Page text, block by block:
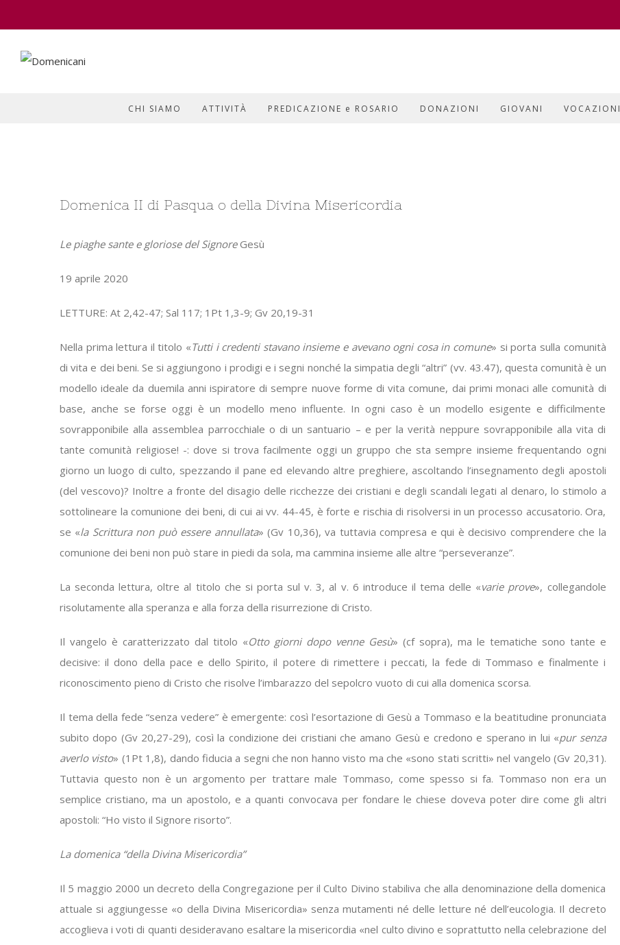
CHI SIAMO ATTIVITÀ PREDICAZIONE e ROSARIO DONAZIONI GIOVANI VOCAZIONI
Larger
Domenica II di Pasqua o della Divina Misericordia
Le piaghe sante e gloriose del SignoreGesù
19 aprile 2020
LETTURE: At 2,42-47; Sal 117; 1Pt 1,3-9; Gv 20,19-31
Nella prima lettura il titolo «Tutti i credenti stavano insieme e avevano ogni cosa in comune» si porta sulla comunità
di vita e dei beni. Se si aggiungono i prodigi e i segni nonché la simpatia degli “altri” (vv. 43.47), questa comunità è un
modello ideale da duemila anni ispiratore di sempre nuove forme di vita comune, dai primi monaci alle comunità di
base, anche se forse oggi è un modello meno influente. In ogni caso è un modello esigente e difficilmente
sovrapponibile alla assemblea parrocchiale o di un santuario – e per la verità neppure sovrapponibile alla vita di
tante comunità religiose! -: dove si trova facilmente oggi un gruppo che sta sempre insieme frequentando ogni
giorno un luogo di culto, spezzando il pane ed elevando altre preghiere, ascoltando l’insegnamento degli apostoli
(del vescovo)? Inoltre a fronte del disagio delle ricchezze dei cristiani e degli scandali legati al denaro, lo stimolo a
sottolineare la comunione dei beni, di cui ai vv. 44-45, è forte e rischia di risolversi in un processo accusatorio. Ora,
se «la Scrittura non può essere annullata» (Gv 10,36), va tuttavia compresa e qui è decisivo comprendere che la
comunione dei beni non può stare in piedi da sola, ma cammina insieme alle altre “perseveranze”.
La seconda lettura, oltre al titolo che si porta sul v. 3, al v. 6 introduce il tema delle «varie prove», collegandole
risolutamente alla speranza e alla forza della risurrezione di Cristo.
Il vangelo è caratterizzato dal titolo «Otto giorni dopo venne Gesù» (cf sopra), ma le tematiche sono tante e
decisive: il dono della pace e dello Spirito, il potere di rimettere i peccati, la fede di Tommaso e finalmente i
riconoscimento pieno di Cristo che risolve l’imbarazzo del sepolcro vuoto di cui alla domenica scorsa.
Il tema della fede “senza vedere” è emergente: così l’esortazione di Gesù a Tommaso e la beatitudine pronunciata
subito dopo (Gv 20,27-29), così la condizione dei cristiani che amano Gesù e credono e sperano in lui «pur senza
averlo visto» (1Pt 1,8), dando fiducia a segni che non hanno visto ma che «sono stati scritti» nel vangelo (Gv 20,31).
Tuttavia questo non è un argomento per trattare male Tommaso, come spesso si fa. Tommaso non era un
semplice cristiano, ma un apostolo, e a quanti convocava per fondare le chiese doveva poter dire come gli altri
apostoli: “Ho visto il Signore risorto”.
La domenica “della Divina Misericordia”
Il 5 maggio 2000 un decreto della Congregazione per il Culto Divino stabiliva che alla denominazione della domenica
attuale si aggiungesse «o della Divina Misericordia» senza mutamenti né delle letture né dell’eucologia. Il decreto
accoglieva i voti di quanti desideravano esaltare la misericordia «nel culto divino e soprattutto nella celebrazione del